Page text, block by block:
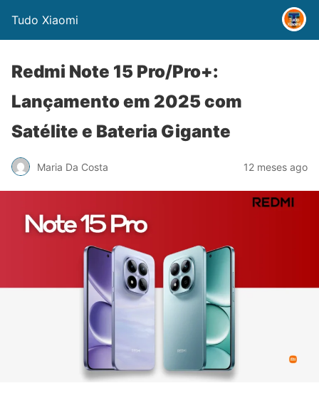
Tudo Xiaomi
Redmi Note 15 Pro/Pro+:
Lançamento em 2025 com
Satélite e Bateria Gigante
Maria Da Costa 12 meses ago